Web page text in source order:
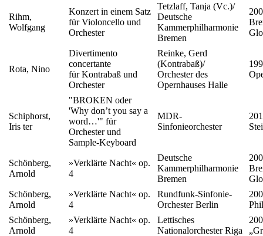
Rihm,
Wolfgang
Konzert in einem Satz
für Violoncello und
Orchester
Tetzlaff, Tanja (Vc.)/
Deutsche
Kammerphilharmonie
Bremen
Rota, Nino
Divertimento
concertante
für Kontrabaß und
Orchester
Reinke, Gerd
(Kontrabaß)/
Orchester des
Opernhauses Halle
Schiphorst,
Iris ter
"BROKEN oder
'Why don’t you say a
word…'" für
Orchester und
Sample-Keyboard
MDR-
Sinfonieorchester
Schönberg,
Arnold
»Verklärte Nacht« op.
4
Deutsche
Kammerphilharmonie
Bremen
Schönberg,
Arnold
»Verklärte Nacht« op.
4
Rundfunk-Sinfonie-
Orchester Berlin
Schönberg,
Arnold
»Verklärte Nacht« op.
4
Lettisches
Nationalorchester Riga